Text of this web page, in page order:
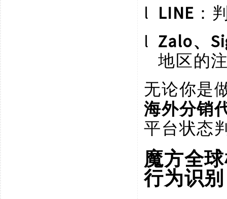
l LINE ：
l Zalo、
地区的
无论你是
海外分销
平台状态
魔方全
行为识别